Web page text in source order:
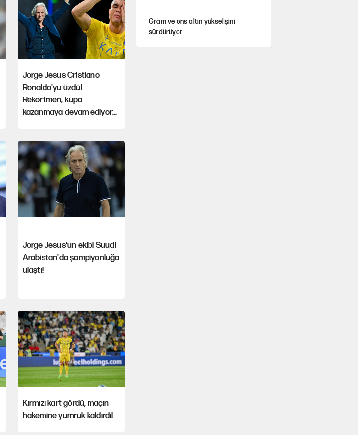
Jorge Jesus Cristiano
Ronaldo'yu üzdü!
Rekortmen, kupa
kazanmaya devam ediyor...
Jorge Jesus'un ekibi Suudi
Arabistan'da şampiyonluğa
ulaştı!
Kırmızı kart gördü, maçın
hakemine yumruk kaldırdı!
Gram ve ons altın yükselişini
sürdürüyor